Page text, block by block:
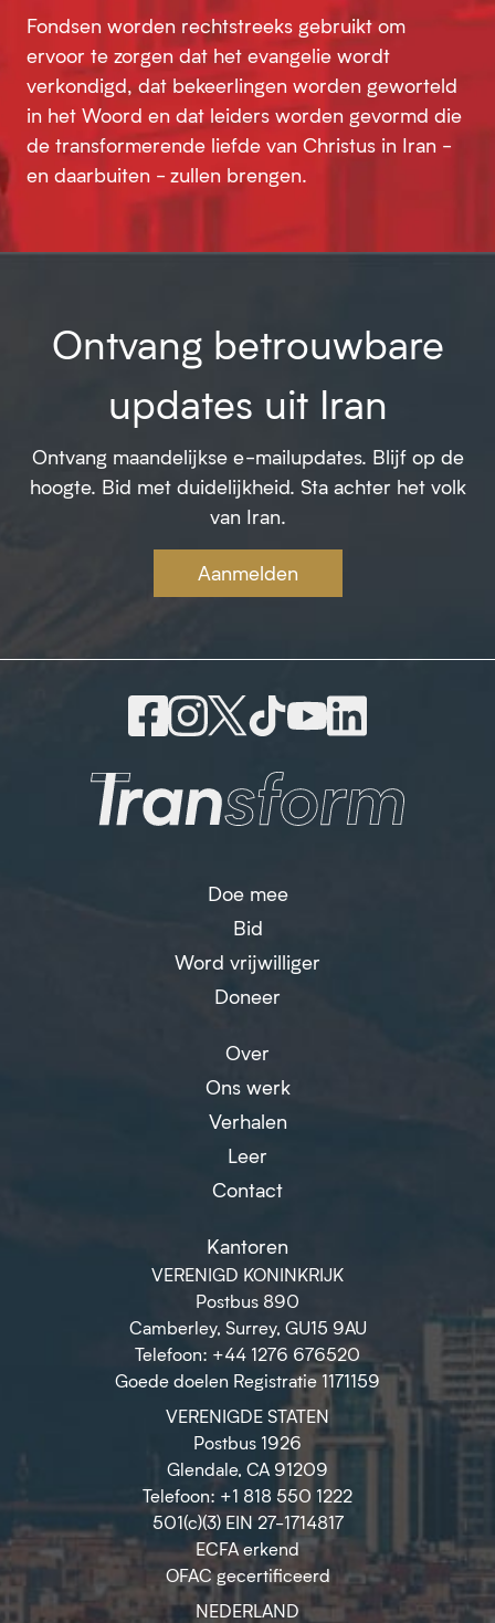
Fondsen worden rechtstreeks gebruikt om
ervoor te zorgen dat het evangelie wordt
verkondigd, dat bekeerlingen worden geworteld
in het Woord en dat leiders worden gevormd die
de transformerende liefde van Christus in Iran -
en daarbuiten - zullen brengen.
Ontvang betrouwbare
updates uit Iran
Ontvang maandelijkse e-mailupdates. Blijf op de
hoogte. Bid met duidelijkheid. Sta achter het volk
van Iran.
Aanmelden
Doe mee
Bid
Word vrijwilliger
Doneer
Over
Ons werk
Verhalen
Leer
Contact
Kantoren
VERENIGD KONINKRIJK
Postbus 890
Camberley, Surrey, GU15 9AU
Telefoon: +44 1276 676520
Goede doelen Registratie 1171159
VERENIGDE STATEN
Postbus 1926
Glendale, CA 91209
Telefoon: +1 818 550 1222
501(c)(3) EIN 27-1714817
ECFA erkend
OFAC gecertificeerd
NEDERLAND